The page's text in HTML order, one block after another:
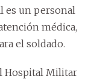
es un personal
médica,
el soldado.
Hospital Militar